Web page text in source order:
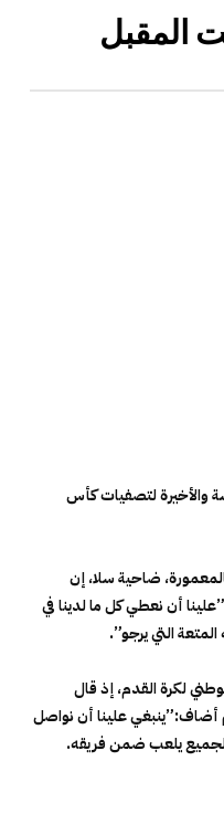
المقبل
09 شتنبر 2023، ضمن الجولة السادسة والأخيرة لتصفيات كأس
ضاحية سلا، إن
أن نعطي كل ما لدينا في
التي يرجو”.
لكرة القدم، إذ قال
أضاف:”ينبغي علينا أن نواصل
يلعب ضمن فريقه.